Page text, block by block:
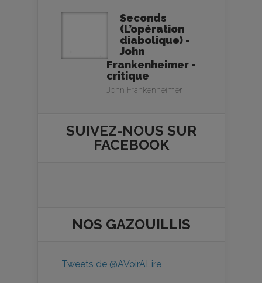
Seconds
(L’opération
diabolique) -
John
Frankenheimer -
critique
John Frankenheimer
SUIVEZ-NOUS SUR
FACEBOOK
NOS GAZOUILLIS
Tweets de @AVoirALire